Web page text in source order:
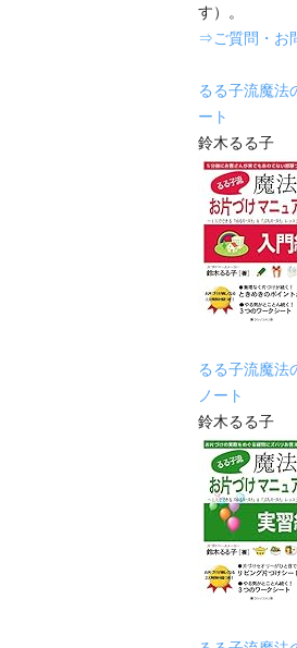
す）。
⇒ご質問・お
るる子流魔法
ート
鈴木るる子
るる子流魔法
ノート
鈴木るる子